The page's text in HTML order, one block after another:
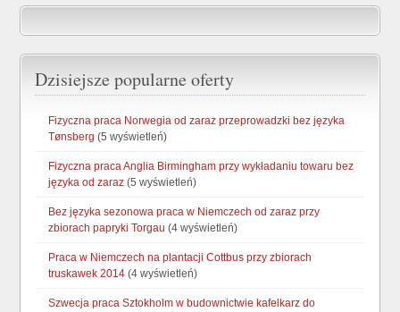
Dzisiejsze popularne oferty
Fizyczna praca Norwegia od zaraz przeprowadzki bez języka
Tønsberg (5 wyświetleń)
Fizyczna praca Anglia Birmingham przy wykładaniu towaru bez
języka od zaraz (5 wyświetleń)
Bez języka sezonowa praca w Niemczech od zaraz przy
zbiorach papryki Torgau (4 wyświetleń)
Praca w Niemczech na plantacji Cottbus przy zbiorach
truskawek 2014 (4 wyświetleń)
Szwecja praca Sztokholm w budownictwie kafelkarz do